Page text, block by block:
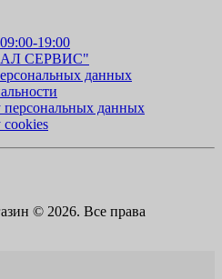
19:00
СЕРВИС"
данных
персональных данных
cookies
© 2026. Все права